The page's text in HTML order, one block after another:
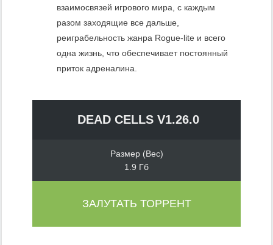
взаимосвязей игрового мира, с каждым
разом заходящие все дальше,
реиграбельность жанра Rogue-lite и всего
одна жизнь, что обеспечивает постоянный
приток адреналина.
DEAD CELLS V1.26.0
Размер (Вес)
1.9 Гб
ЗАЛУТАТЬ ТОРРЕНТ